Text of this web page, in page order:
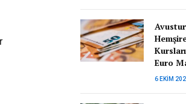
Euro
6 EKIM